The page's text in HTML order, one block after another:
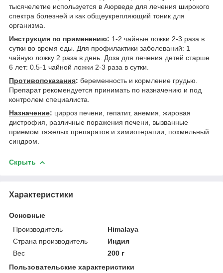
тысячелетие используется в Аюрведе для лечения широкого
спектра болезней и как общеукрепляющий тоник для
организма.
Инструкция по применению: 1-2 чайные ложки 2-3 раза в
сутки во время еды. Для профилактики заболеваний: 1
чайную ложку 2 раза в день. Доза для лечения детей старше
6 лет: 0.5-1 чайной ложки 2-3 раза в сутки.
Противопоказания: беременность и кормление грудью.
Препарат рекомендуется принимать по назначению и под
контролем специалиста.
Назначение: цирроз печени, гепатит, анемия, жировая
дистрофия, различные поражения печени, вызванные
приемом тяжелых препаратов и химиотерапии, похмельный
синдром.
Скрыть
Характеристики
Основные
Производитель
Himalaya
Страна производитель
Индия
Вес
200 г
Пользовательские характеристики